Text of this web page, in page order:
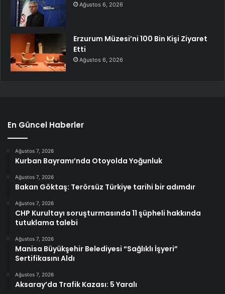
Ağustos 6, 2026
Erzurum Müzesi’ni 100 Bin Kişi Ziyaret
Etti
Ağustos 6, 2026
En Güncel Haberler
Ağustos 7, 2026
Kurban Bayramı’nda Otoyolda Yoğunluk
Ağustos 7, 2026
Bakan Göktaş: Terörsüz Türkiye tarihi bir adımdır
Ağustos 7, 2026
CHP Kurultayı soruşturmasında 11 şüpheli hakkında
tutuklama talebi
Ağustos 7, 2026
Manisa Büyükşehir Belediyesi “Sağlıklı İşyeri”
Sertifikasını Aldı
Ağustos 7, 2026
Aksaray’da Trafik Kazası: 5 Yaralı